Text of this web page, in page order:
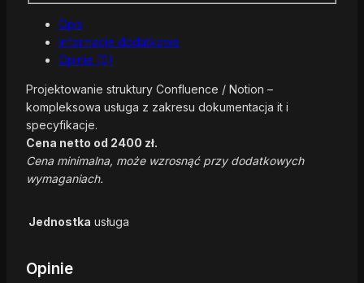
Opis
Informacje dodatkowe
Opinie (0)
Projektowanie struktury Confluence / Notion –
kompleksowa usługa z zakresu dokumentacja it i
specyfikacje.
Cena netto od 2400 zł.
Cena minimalna, może wzrosnąć przy dodatkowych
wymaganiach.
Jednostka usługa
Opinie